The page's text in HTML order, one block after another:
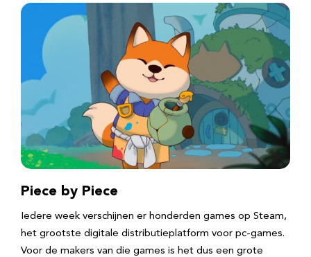
Piece by Piece
Iedere week verschijnen er honderden games op Steam,
het grootste digitale distributieplatform voor pc-games.
Voor de makers van die games is het dus een grote